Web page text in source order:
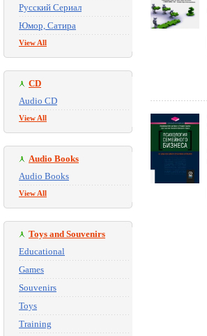
Русский Сериал
Юмор, Сатира
View All
CD
Audio CD
View All
Audio Books
Audio Books
View All
Toys and Souvenirs
Educational
Games
Souvenirs
Toys
Training